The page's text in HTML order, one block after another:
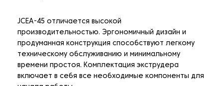
JCEA-45 отличается высокой
производительностью. Эргономичный дизайн и
продуманная конструкция способствуют легкому
техническому обслуживанию и минимальному
времени простоя. Комплектация экструдера
включает в себя все необходимые компоненты для